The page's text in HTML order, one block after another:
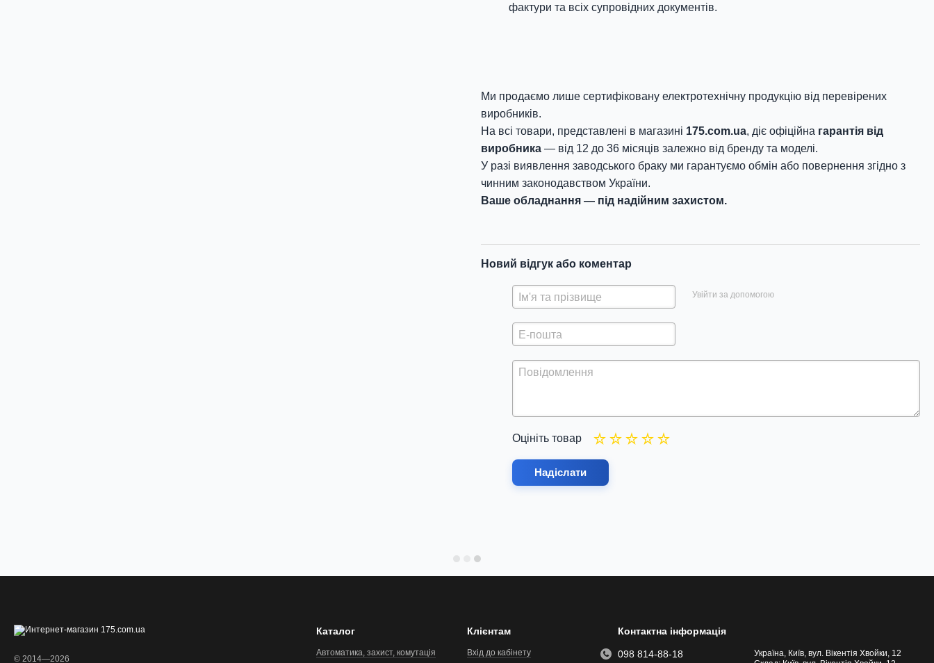
фактури та всіх супровідних документів.
Ми продаємо лише сертифіковану електротехнічну продукцію від перевірених
виробників.
На всі товари, представлені в магазині 175.com.ua, діє офіційна гарантія від
виробника — від 12 до 36 місяців залежно від бренду та моделі.
У разі виявлення заводського браку ми гарантуємо обмін або повернення згідно з
чинним законодавством України.
Ваше обладнання — під надійним захистом.
Новий відгук або коментар
Увійти за допомогою
Оцініть товар
Надіслати
© 2014—2026
Каталог
Автоматика, захист, комутація
Клієнтам
Вхід до кабінету
Контактна інформація
098 814-88-18
Україна, Київ, вул. Вікентія Хвойки, 12